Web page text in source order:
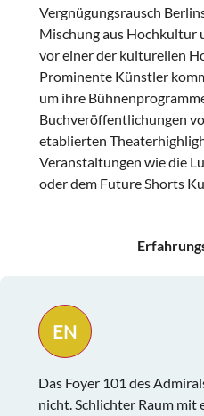
Vergnügungsrausch
Mischung aus Hochkultur
vor einer der kulturellen
Prominente Künstler
um ihre
Buchveröffentlichungen
etablierten
Veranstaltungen wie die
oder dem Future Shorts
EN
Das Foyer 101 des
nicht. Schlichter Raum mit